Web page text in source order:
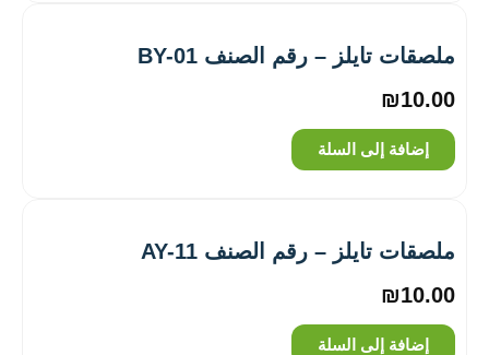
ملصقات تايلز – رقم الصنف BY-01
₪10.00
إضافة إلى السلة
ملصقات تايلز – رقم الصنف AY-11
₪10.00
إضافة إلى السلة